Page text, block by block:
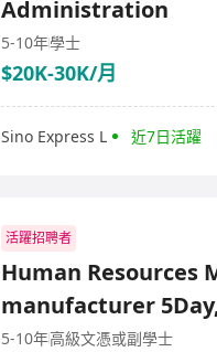
Administration
5-10年學士
$20K-30K/月
Sino Express L 近7日活躍
活躍招聘者
Human Resources
manufacturer
5-10年高級文憑或副學士